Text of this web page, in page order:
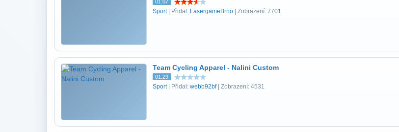
01:07
Sport| Přidal: LasergameBrno | Zobrazení: 7701
Team Cycling Apparel - Nalini Custom
01:29
Sport| Přidal: webb92bf| Zobrazení: 4531